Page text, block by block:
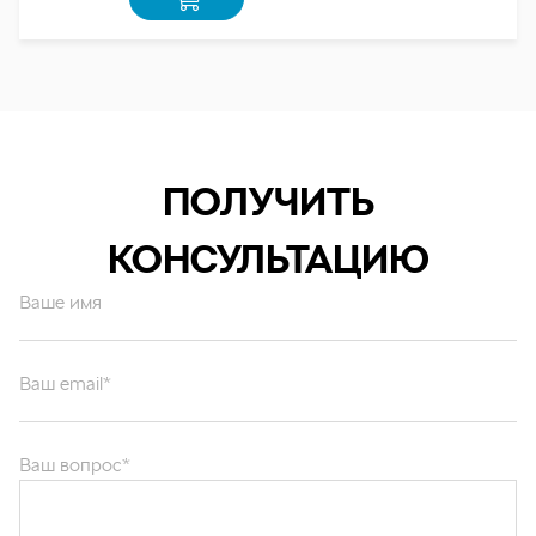
ПОЛУЧИТЬ
КОНСУЛЬТАЦИЮ
Ваше имя
персональных данных